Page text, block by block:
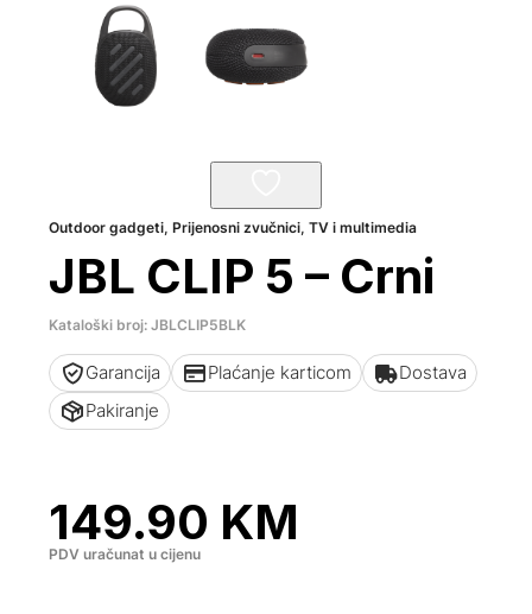
Outdoor gadgeti,Prijenosni zvučnici,TV i multimedia
JBL CLIP 5 – Crni
Kataloški broj: JBLCLIP5BLK
Garancija Plaćanje karticom
Dostava
Pakiranje
149.90 KM
PDV uračunat u cijenu